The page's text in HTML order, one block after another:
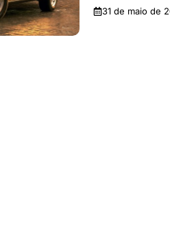
31 de maio de